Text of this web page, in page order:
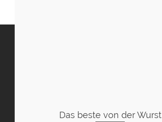
Das beste von der Wurst